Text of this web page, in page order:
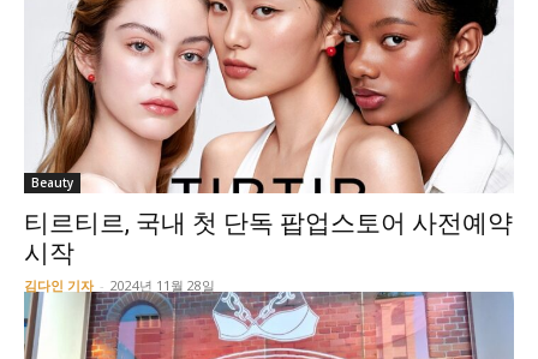
Beauty
티르티르, 국내 첫 단독 팝업스토어 사전예약
시작
김다인 기자 - 2024년 11월 28일